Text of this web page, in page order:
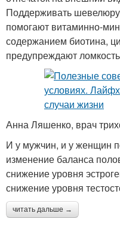
Поддерживать
помогают витаминно-
содержанием биотина,
предупреждают
Анна Ляшенко, врач
И у мужчин, и у женщин
изменение баланса
снижение уровня
снижение уровня
читать дальше →